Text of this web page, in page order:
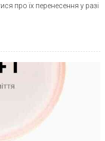
про їх перенесення у разі